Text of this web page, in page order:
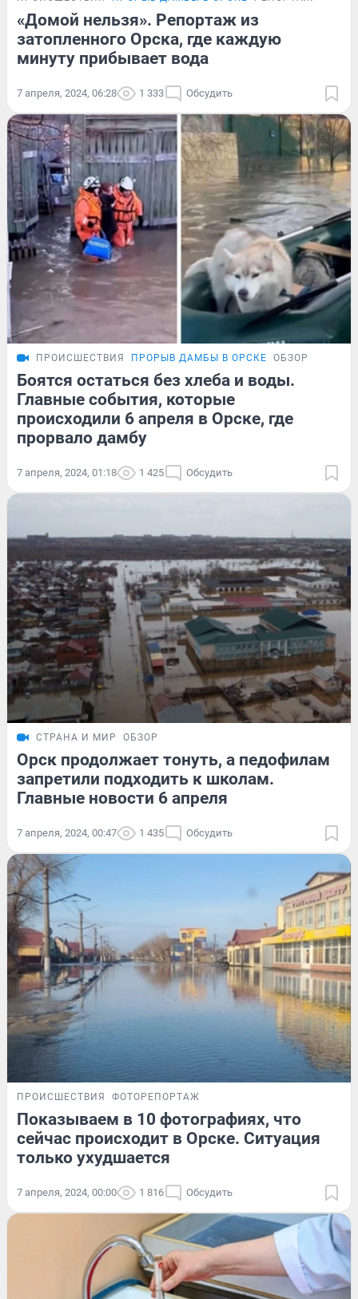
«Домой нельзя». Репортаж из
затопленного Орска, где каждую
минуту прибывает вода
7 апреля, 2024, 06:28 1 333 Обсудить
ПРОИСШЕСТВИЯ ПРОРЫВ ДАМБЫ В ОРСКЕ ОБЗОР
Боятся остаться без хлеба и воды.
Главные события, которые
происходили 6 апреля в Орске, где
прорвало дамбу
7 апреля, 2024, 01:18 1 425 Обсудить
СТРАНА И МИР ОБЗОР
Орск продолжает тонуть, а педофилам
запретили подходить к школам.
Главные новости 6 апреля
7 апреля, 2024, 00:47 1 435 Обсудить
ПРОИСШЕСТВИЯ ФОТОРЕПОРТАЖ
Показываем в 10 фотографиях, что
сейчас происходит в Орске. Ситуация
только ухудшается
7 апреля, 2024, 00:00 1 816 Обсудить